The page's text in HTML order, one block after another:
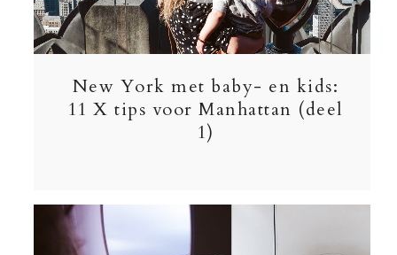
New York met baby- en kids:
11 X tips voor Manhattan (deel
1)